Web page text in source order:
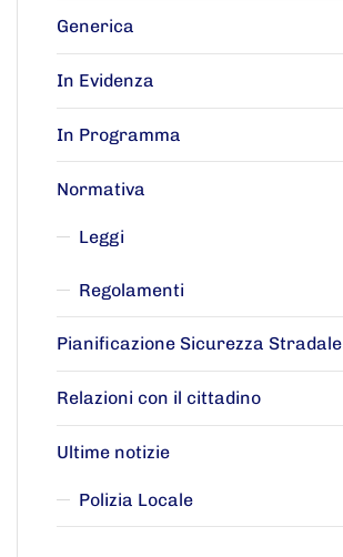
Generica
In Evidenza
In Programma
Normativa
Leggi
Regolamenti
Pianificazione Sicurezza Stradale
Relazioni con il cittadino
Ultime notizie
Polizia Locale